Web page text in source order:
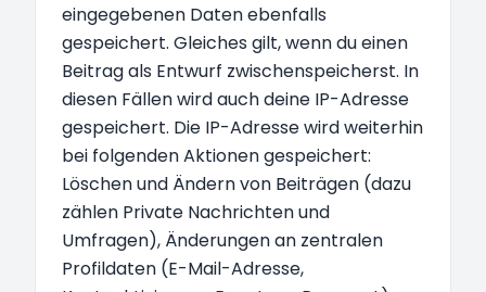
eingegebenen Daten ebenfalls
gespeichert. Gleiches gilt, wenn du einen
Beitrag als Entwurf zwischenspeicherst. In
diesen Fällen wird auch deine IP-Adresse
gespeichert. Die IP-Adresse wird weiterhin
bei folgenden Aktionen gespeichert:
Löschen und Ändern von Beiträgen (dazu
zählen Private Nachrichten und
Umfragen), Änderungen an zentralen
Profildaten (E-Mail-Adresse,